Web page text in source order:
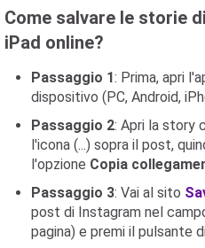
Come salvare le storie
iPad online?
Passaggio 1: Prima, apri
dispositivo (PC, Android,
Passaggio 2: Apri la story
l'icona (...) sopra il post,
l'opzione Copia
Passaggio 3: Vai al sito
post di Instagram nel
pagina) e premi il pulsante